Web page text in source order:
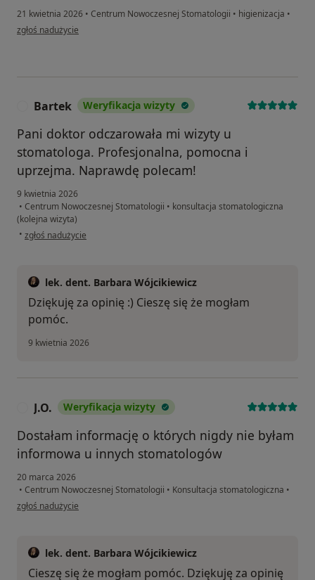
21 kwietnia 2026 • Centrum Nowoczesnej Stomatologii • higienizacja •
w opinii użytkownika A S
zgłoś nadużycie
Bartek Weryfikacja wizyty
Pani doktor odczarowała mi wizyty u
stomatologa. Profesjonalna, pomocna i
uprzejma. Naprawdę polecam!
9 kwietnia 2026
• Centrum Nowoczesnej Stomatologii • konsultacja stomatologiczna
(kolejna wizyta)
• w opinii użytkownika Bartek
zgłoś nadużycie
lek. dent. Barbara Wójcikiewicz
Dziękuję za opinię :) Cieszę się że mogłam
pomóc.
9 kwietnia 2026
J.O. Weryfikacja wizyty
Dostałam informację o których nigdy nie byłam
informowa u innych stomatologów
20 marca 2026
• Centrum Nowoczesnej Stomatologii • Konsultacja stomatologiczna •
w opinii użytkownika J.O.
zgłoś nadużycie
lek. dent. Barbara Wójcikiewicz
Cieszę się że mogłam pomóc. Dziękuję za opinię